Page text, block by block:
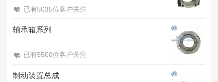
已有5035位客户关注
轴承箱系列
已有5500位客户关注
制动装置总成